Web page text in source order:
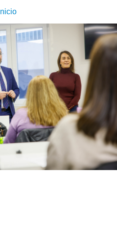
Inicio